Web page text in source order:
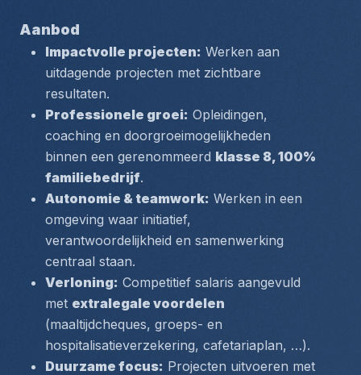
Aanbod
Impactvolle projecten: Werken aan
uitdagende projecten met zichtbare
resultaten.
Professionele groei: Opleidingen,
coaching en doorgroeimogelijkheden
binnen een gerenommeerd klasse 8, 100%
familiebedrijf.
Autonomie & teamwork: Werken in een
omgeving waar initiatief,
verantwoordelijkheid en samenwerking
centraal staan.
Verloning: Competitief salaris aangevuld
met extralegale voordelen
(maaltijdcheques, groeps- en
hospitalisatieverzekering, cafetariaplan, …).
Duurzame focus: Projecten uitvoeren met